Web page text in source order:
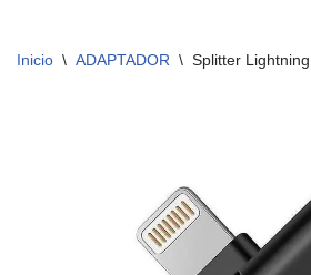
Inicio \ ADAPTADOR \ Splitter